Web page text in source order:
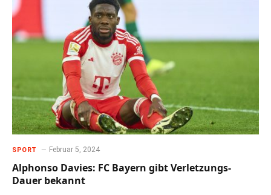
SPORT Februar 5, 2024
Alphonso Davies: FC Bayern gibt Verletzungs-
Dauer bekannt